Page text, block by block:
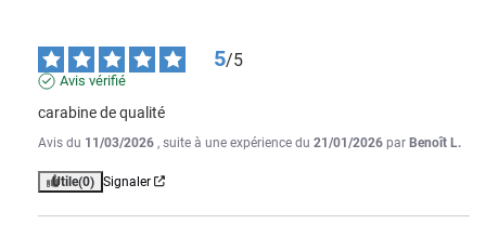
5/5
Avis vérifié
carabine de qualité
Avis du 11/03/2026 , suite à une expérience du 21/01/2026 par Benoît L.
Utile(0) Signaler